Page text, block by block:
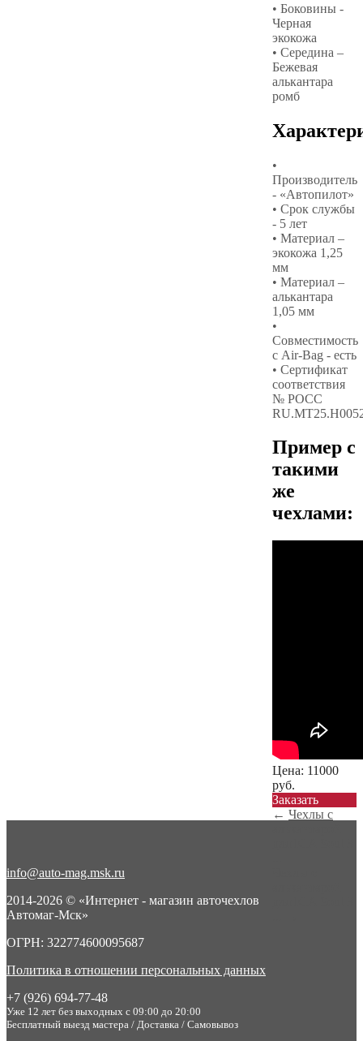
• Боковины -
Черная
экокожа
• Середина –
Бежевая
алькантара
ромб
•
Производитель
- «Автопилот»
• Срок службы
- 5 лет
• Материал –
экокожа 1,25
мм
• Материал –
алькантара
1,05 мм
•
Совместимость
с Air-Bag - есть
• Сертификат
соответствия
№ РОСС
Пример с
такими
же
чехлами:
Цена: 11000
руб.
Заказать
← Чехлы с
info@auto-mag.msk.ru
2014-2026 © «Интернет - магазин авточехлов
Автомаг-Мск»
ОГРН: 322774600095687
Политика в отношении персональных данных
+7 (926) 694-77-48
Уже 12 лет без выходных с 09:00 до 20:00
Бесплатный выезд мастера / Доставка / Самовывоз